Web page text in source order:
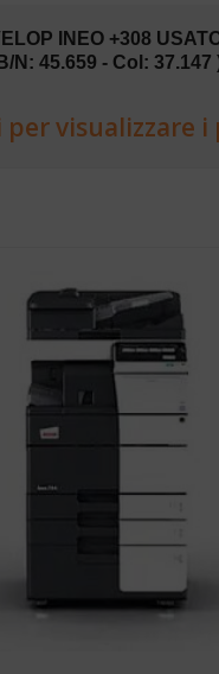
INEO +308
N: 45.659 - Col: 37.147
per visualizzare i